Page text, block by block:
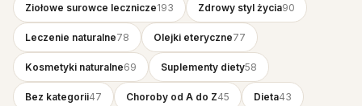
Ziołowe surowce lecznicze193 Zdrowy styl życia90
Leczenie naturalne78 Olejki eteryczne77
Kosmetyki naturalne69 Suplementy diety58
Bez kategorii47 Choroby od A do Z45 Dieta43